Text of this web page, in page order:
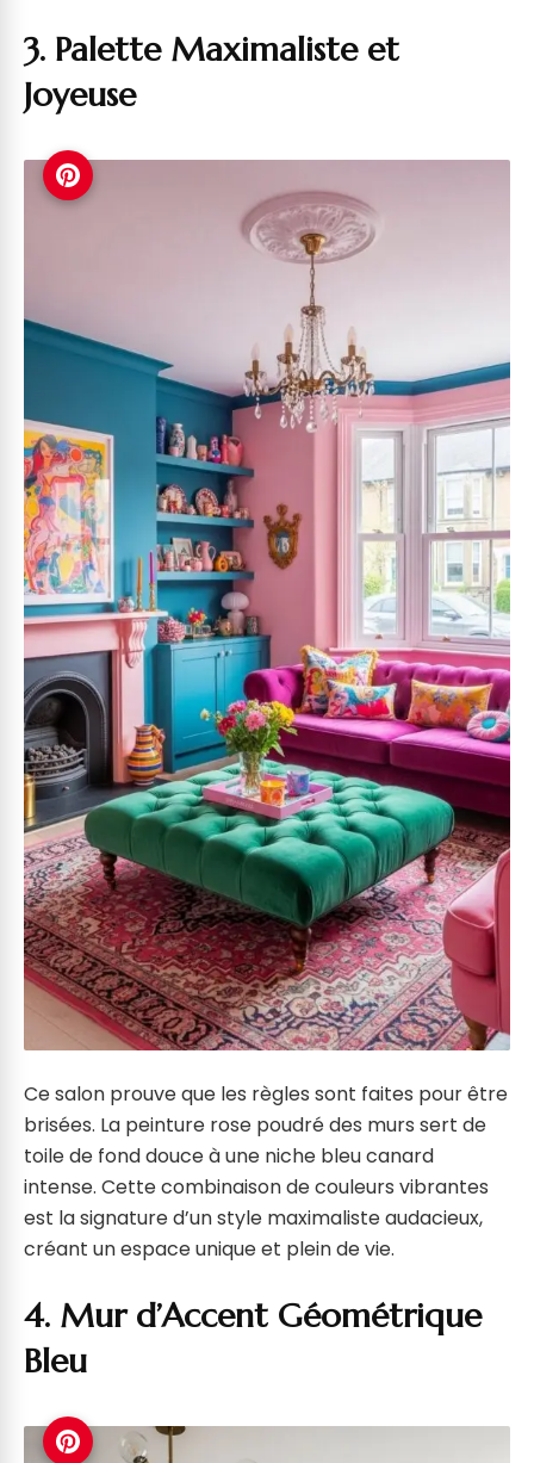
3. Palette Maximaliste et
Joyeuse
Ce salon prouve que les règles sont faites pour être
brisées. La peinture rose poudré des murs sert de
toile de fond douce à une niche bleu canard
intense. Cette combinaison de couleurs vibrantes
est la signature d’un style maximaliste audacieux,
créant un espace unique et plein de vie.
4. Mur d’Accent Géométrique
Bleu